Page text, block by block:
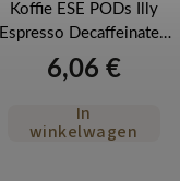
Koffie ESE PODs Illy
Espresso Decaffeinated
cafeïnevrije koffie 18
stuks
6,06 €
In
winkelwagen